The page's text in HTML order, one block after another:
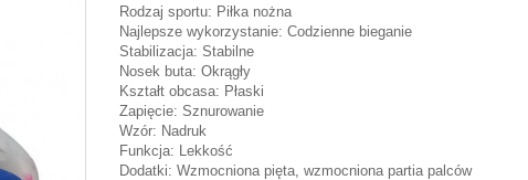
Rodzaj sportu: Piłka nożna
Najlepsze wykorzystanie: Codzienne bieganie
Stabilizacja: Stabilne
Nosek buta: Okrągły
Kształt obcasa: Płaski
Zapięcie: Sznurowanie
Wzór: Nadruk
Funkcja: Lekkość
Dodatki: Wzmocniona pięta, wzmocniona partia palców